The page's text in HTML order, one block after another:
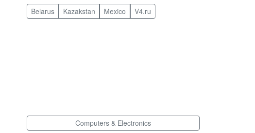
Belarus Kazakstan Mexico V4.ru
Computers & Electronics